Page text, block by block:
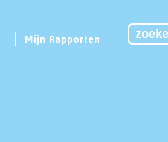
Mijn Rapporten